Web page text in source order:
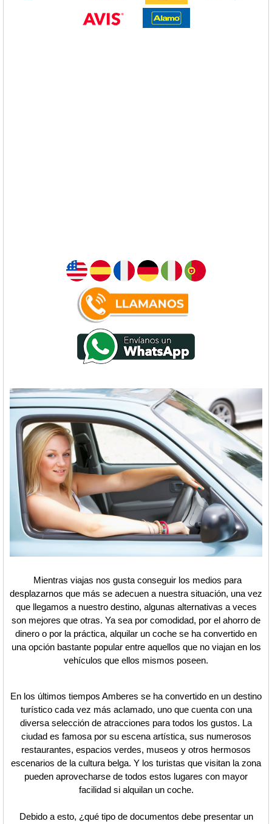
Mientras viajas nos gusta conseguir los medios para
desplazarnos que más se adecuen a nuestra situación, una vez
que llegamos a nuestro destino, algunas alternativas a veces
son mejores que otras. Ya sea por comodidad, por el ahorro de
dinero o por la práctica, alquilar un coche se ha convertido en
una opción bastante popular entre aquellos que no viajan en los
vehículos que ellos mismos poseen.
En los últimos tiempos Amberes se ha convertido en un destino
turístico cada vez más aclamado, uno que cuenta con una
diversa selección de atracciones para todos los gustos. La
ciudad es famosa por su escena artística, sus numerosos
restaurantes, espacios verdes, museos y otros hermosos
escenarios de la cultura belga. Y los turistas que visitan la zona
pueden aprovecharse de todos estos lugares con mayor
facilidad si alquilan un coche.
Debido a esto, ¿qué tipo de documentos debe presentar un